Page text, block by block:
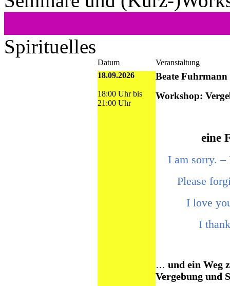
Spirituelles
Datum
Veranstaltung
18.09.2026
18:00 Uhr bis
21:00 Uhr
Beate Fuhrmann
Workshop:
eine
I am sorry. –
Please
I love you.
I thank
… und ein Weg
Vergebung und